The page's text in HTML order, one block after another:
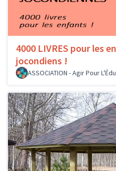
4000 LIVRES pour les
jocondiens !
ASSOCIATION - Agir Pour